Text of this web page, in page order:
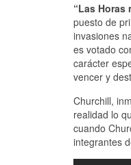
“Las Horas
puesto de
invasiones
es votado
carácter
vencer y
Churchill,
realidad lo
cuando
integrantes